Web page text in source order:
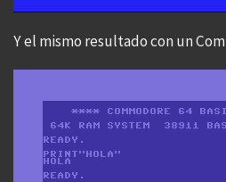
Y el mismo resultado con un